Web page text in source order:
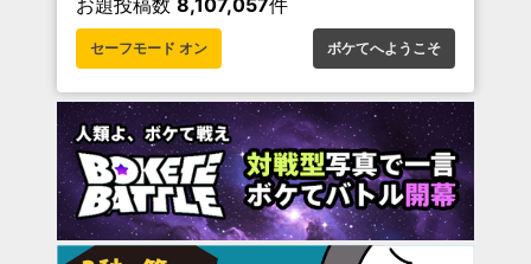
セーフモード オン ボケてへようこそ